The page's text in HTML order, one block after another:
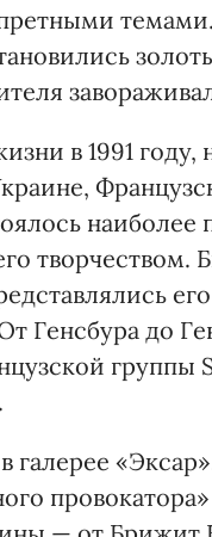
в 1991
наиболее
Генсбура до
группы
галерее